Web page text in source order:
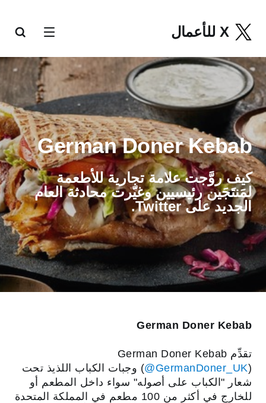
X للأعمال
German Doner Kebab
كيف روَّجت علامة تجارية للأطعمة
لمَنتَجَين رئيسيين وغيّرت محادثة العام
الجديد على Twitter.
German Doner Kebab
(
‎‎@GermanDoner_UK) وجبات الكباب اللذيذ تحت
شعار "الكباب على أصوله" سواء داخل المطعم أو
للخارج في أكثر من 100 مطعم في المملكة المتحدة